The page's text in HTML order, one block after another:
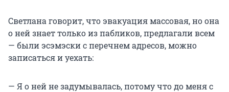
Светлана говорит, что эвакуация массовая, но она
о ней знает только из пабликов, предлагали всем
— были эсэмэски с перечнем адресов, можно
записаться и уехать:
— Я о ней не задумывалась, потому что до меня с